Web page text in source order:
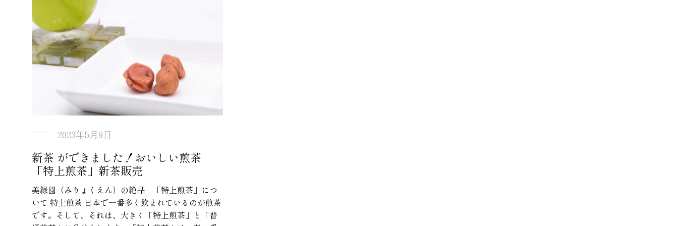
2023年5月9日
新茶 ができました！おいしい煎茶
「特上煎茶」新茶販売
美緑園（みりょくえん）の絶品 「特上煎茶」につ
いて 特上煎茶 日本で一番多く飲まれているのが煎茶
です。そして、それは、大きく「特上煎茶」と「普